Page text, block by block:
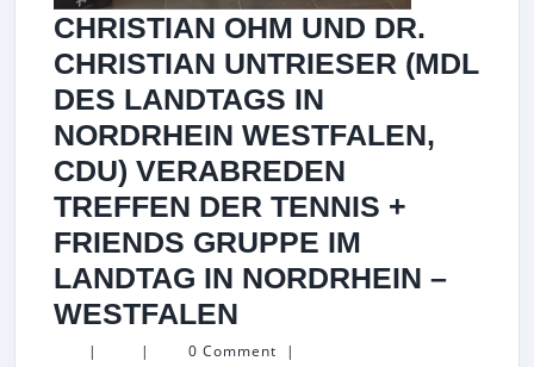
CHRISTIAN OHM UND DR.
CHRISTIAN UNTRIESER (MDL
DES LANDTAGS IN
NORDRHEIN WESTFALEN,
CDU) VERABREDEN
TREFFEN DER TENNIS +
FRIENDS GRUPPE IM
LANDTAG IN NORDRHEIN –
WESTFALEN
OHM
| | 0 Comment |